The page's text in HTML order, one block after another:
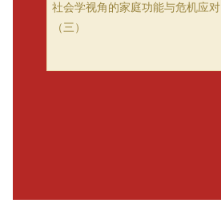
社会学视角的家庭功能与危机应对
（三）